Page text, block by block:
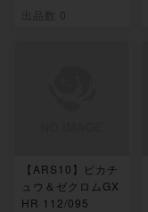
出品数 0
【ARS10】ピカチ
ュウ＆ゼクロムGX
HR 112/095